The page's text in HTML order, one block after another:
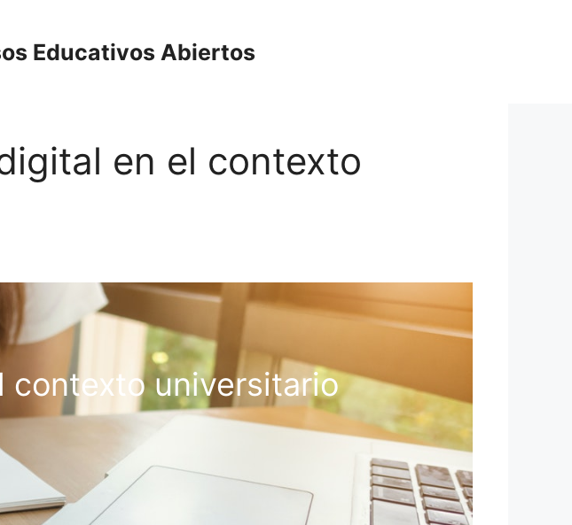
Educativos Abiertos
en el contexto
universitario